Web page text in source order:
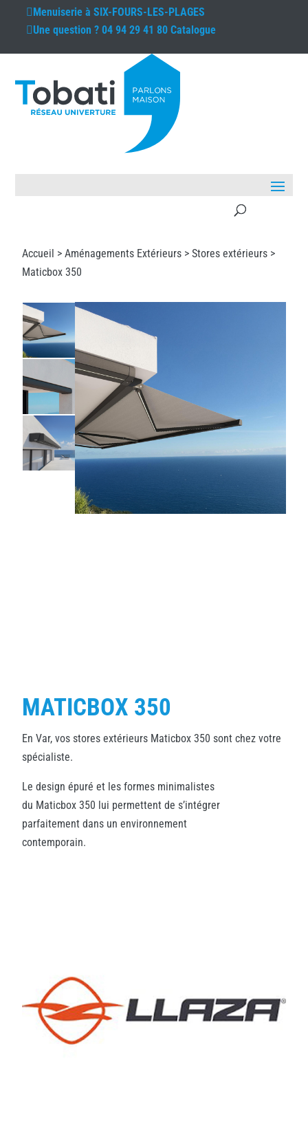
Menuiserie àSIX-FOURS-LES-PLAGES
Une question ?04 94 29 41 80 Catalogue
Accueil > Aménagements Extérieurs > Stores extérieurs >
Maticbox 350
MATICBOX 350
En Var, vos stores extérieurs Maticbox 350 sont chez votre
spécialiste.
Le design épuré et les formes minimalistes
du Maticbox 350 lui permettent de s’intégrer
parfaitement dans un environnement
contemporain.